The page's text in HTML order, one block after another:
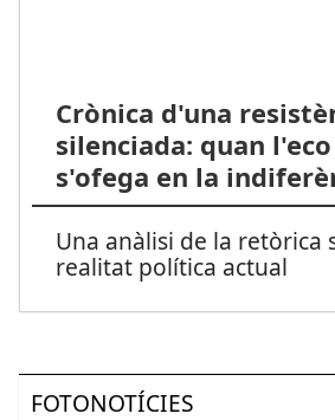
Crònica d'una
silenciada: quan
s'ofega en la
Una anàlisi de la retòrica
realitat política actual
FOTONOTÍCIES